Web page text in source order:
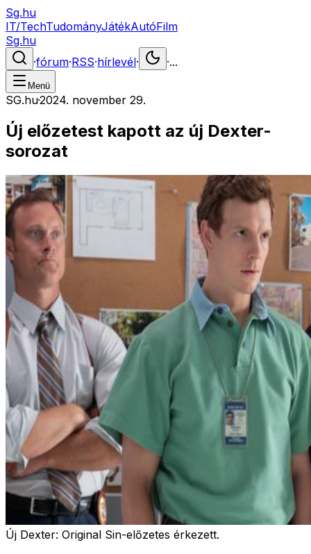
Sg.hu
IT/TechTudományJátékAutóFilm
Sg.hu
·fórum·RSS·hírlevél· ·...
Menü
SG.hu·2024. november 29.
Új előzetest kapott az új Dexter-
sorozat
Új Dexter: Original Sin-előzetes érkezett.